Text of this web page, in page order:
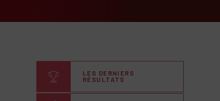
LES DERNIERS
RÉSULTATS